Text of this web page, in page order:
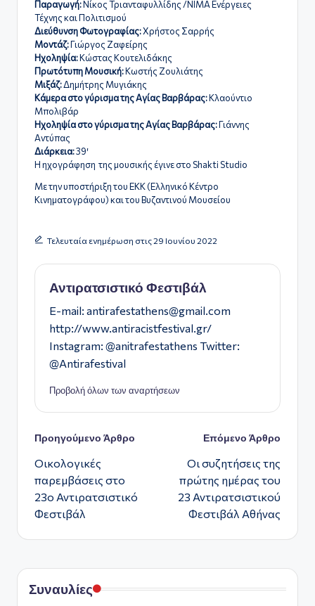
Παραγωγή:Νίκος Τριανταφυλλίδης /ΝΙΜΑ Ενέργειες
Τέχνης και Πολιτισμού
Διεύθυνση Φωτογραφίας:Χρήστος Σαρρής
Μοντάζ:Γιώργος Ζαφείρης
Ηχοληψία:Κώστας Κουτελιδάκης
Πρωτότυπη Μουσική:Κωστής Ζουλιάτης
Μιξάζ:Δημήτρης Μυγιάκης
Κάμερα στο γύρισμα της Αγίας Βαρβάρας:Κλαούντιο
Μπολιβάρ
Ηχοληψία στο γύρισμα της Αγίας Βαρβάρας:Γιάννης
Αντύπας
Διάρκεια:39′
Η ηχογράφηση της μουσικής έγινε στο Shakti Studio
Με την υποστήριξη του ΕΚΚ (Ελληνικό Κέντρο
Κινηματογράφου) και του Βυζαντινού Μουσείου
Τελευταία ενημέρωση στις 29 Ιουνίου 2022
Αντιρατσιστικό Φεστιβάλ
E-mail: antirafestathens@gmail.com
http://www.antiracistfestival.gr/
Instagram: @anitrafestathens Twitter:
@Antirafestival
Προβολή όλων των αναρτήσεων
Πλοήγηση
δημοσιεύσεων
Προηγούμενο Άρθρο
Οικολογικές
παρεμβάσεις στο
23ο Αντιρατσιστικό
Φεστιβάλ
Επόμενο Άρθρο
Οι συζητήσεις της
πρώτης ημέρας του
23 Αντιρατσιστικού
Φεστιβάλ Αθήνας
Συναυλίες